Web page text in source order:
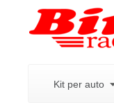
Kit per auto